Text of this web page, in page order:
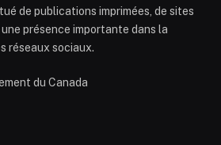
de publications imprimées, de sites
présence importante dans la
réseaux sociaux.
du Canada